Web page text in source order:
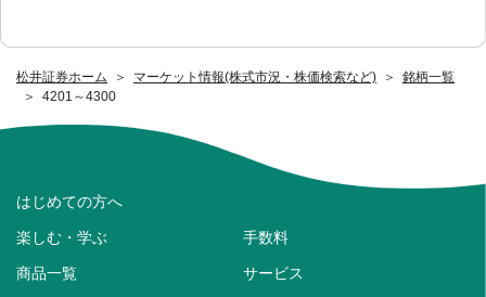
松井証券ホーム マーケット情報(株式市況・株価検索など)
銘柄一覧
4201～4300
はじめての方へ
楽しむ・学ぶ 手数料
商品一覧 サービス